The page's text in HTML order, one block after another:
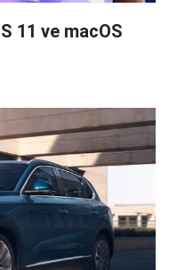
11 ve macOS